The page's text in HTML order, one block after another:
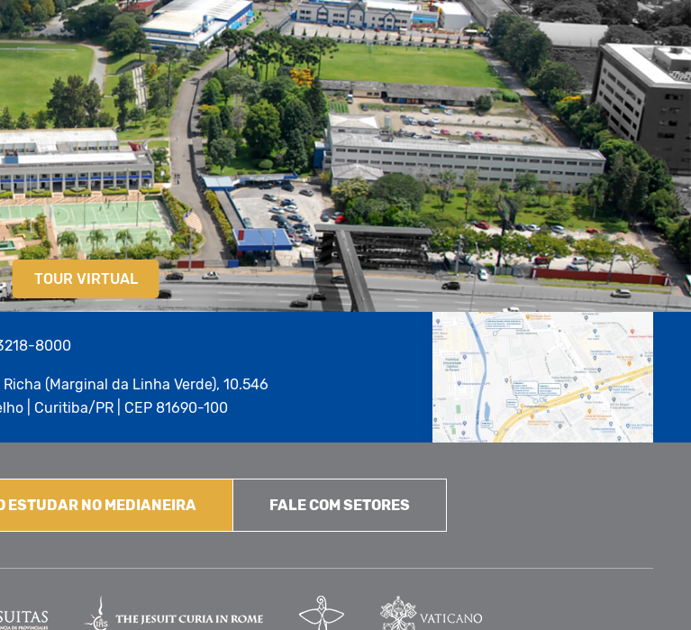
TOUR VIRTUAL
8000
(Marginal da Linha Verde), 10.546
| Curitiba/PR | CEP 81690-100
ESTUDAR NO MEDIANEIRA FALE COM SETORES